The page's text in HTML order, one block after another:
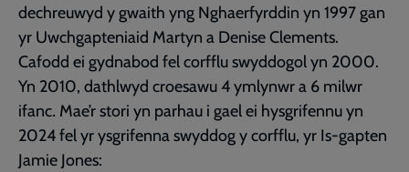
dechreuwyd y gwaith yng Nghaerfyrddin yn 1997 gan
yr Uwchgapteniaid Martyn a Denise Clements.
Cafodd ei gydnabod fel corfflu swyddogol yn 2000.
Yn 2010, dathlwyd croesawu 4 ymlynwr a 6 milwr
ifanc. Mae’r stori yn parhau i gael ei hysgrifennu yn
2024 fel yr ysgrifenna swyddog y corfflu, yr Is-gapten
Jamie Jones: